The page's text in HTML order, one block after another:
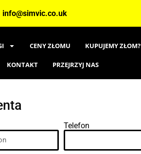
info@simvic.co.uk
CENY ZŁOMU KUPUJEMY ZŁOM?
KONTAKT PRZEJRZYJ NAS
Telefon